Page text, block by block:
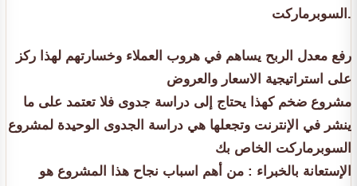
السوبرماركت.
رفع معدل الربح يساهم في هروب العملاء وخسارتهم لهذا ركز
على استراتيجية الاسعار والعروض
مشروع ضخم كهذا يحتاج إلى دراسة جدوى فلا تعتمد على ما
ينشر في الإنترنت وتجعلها هي دراسة الجدوى الوحيدة لمشروع
السوبرماركت الخاص بك
الإستعانة بالخبراء : من أهم اسباب نجاح هذا المشروع هو